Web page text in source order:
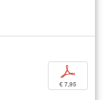
p
€ 7,95